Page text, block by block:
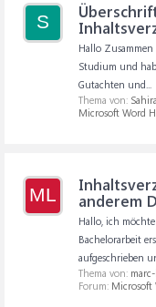
S
Hallo
Studium und
Gutachten und...
Thema von:
Microsoft Word
ML
anderem
Hallo, ich
Bachelorarbeit
aufgeschrieben
Thema von:
Forum: Microsoft